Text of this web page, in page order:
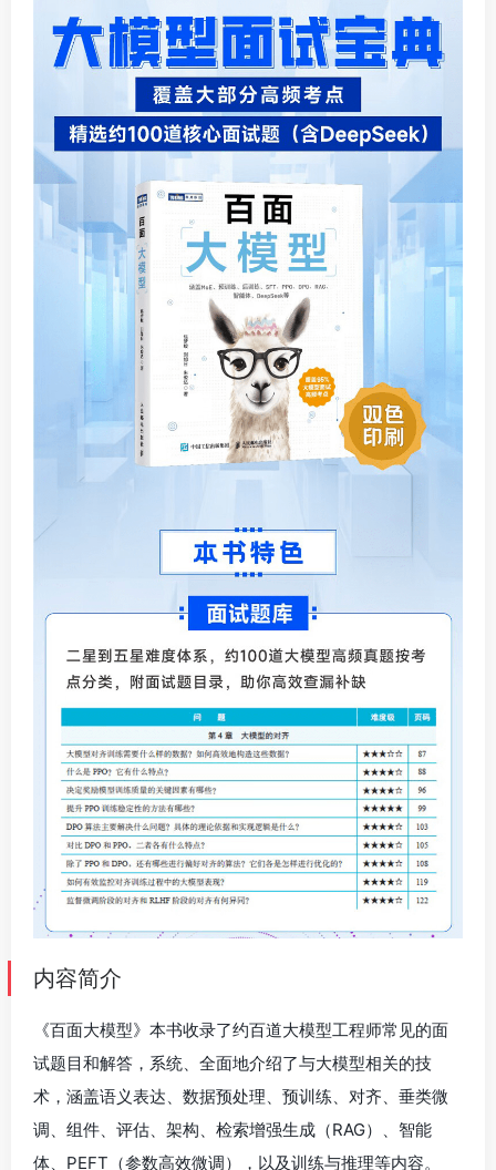
内容简介
《百面大模型》本书收录了约百道大模型工程师常见的面
试题目和解答，系统、全面地介绍了与大模型相关的技
术，涵盖语义表达、数据预处理、预训练、对齐、垂类微
调、组件、评估、架构、检索增强生成（RAG）、智能
体、PEFT（参数高效微调），以及训练与推理等内容。